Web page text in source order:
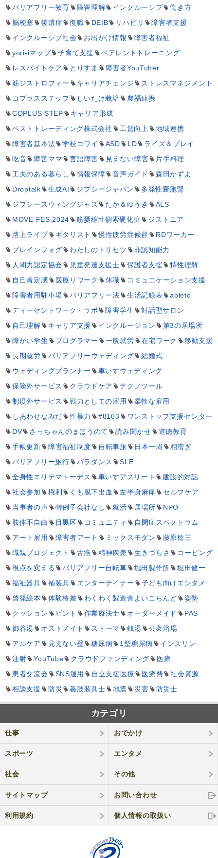
バリアフリー教育
障害理解 インクルーシブ
働き方
脳梗塞
後遺症 復職 DEIB リハビリ
障害者支援
インクルーシブ社会
お出かけ情報
障害者福祉
yori-iマップ
子育て支援
ペアレントトレーニング
レスパイトケア
とりすま
障害者YouTuber
筋ジストロフィー
キャリアチェンジ
ストレスマネジメント
コプラスステップ
しいたけ栽培
農福連携
COPLUS STEP
キャリア形成
ベストトレーディング株式会社
工賃向上
地域連携
障害者基本法
学校コワイ ASD LD
ライズ＆プレイ
吃音
障害ママ 言語障害 見えない障害
片手料理
工夫のある暮らし
情報保障 音声ガイド
森田かずよ
Droptalk
生成AI ジプシージャパン
多発性嚢胞腎
ジプシースウィングジャズ
たか＆ゆうき
ALS
MOVE FES.2024
筋萎縮性側索硬化症
ジストニア
路上ライブ
ギタリスト 慢性疲労症候群
RDワーカー
ブレインフォグ
わたしのトリセツ
非認知能力
人間力認定協会
児童発達支援士 保護者支援
特性理解
自己肯定感
医療リワーク 休職
コミュニケーション支援
障害者用駐車場
バリアフリー法 生活記録表
ableto
ディーセントワーク・ラボ
障害学生
対話型サロン
自己理解
キャリア支援 インクルージョン
第3の居場所
障がい学生
プログラマー 一般就労 在宅ワーク
移動支援
長期就労
バリアフリーウェディング
結婚式
ウェディングプランナー
車いすウェディング
保険外サービス
クラウドケア
テクノツール
制度外サービス
戦力としての雇用
柔軟な雇用
しあわせなみだ
性暴力 #8103
ワンストップ支援センター
DV
さっちゃんのまほうのて 読み聞かせ
道徳教育
手帳更新
障害福祉制度 自転車旅 日本一周
相漕ぎ
バリアフリー旅行
パラダンス
SLE
全身性エリテマトーデス
車いすアスリート
建設的対話
社会参加
権利 くも膜下出血 左半身麻痺
セルフケア
当事者の声
特例子会社なし 就活 居場所
NPO
肢体不自由
目黒区 コミュニティ
自閉症スペクトラム
アート雇用
障害者アート ミックスモダン
藤原稔三
職親プロジェクト
舌癌 精神疾患 生きづらさ
コーピング
視点を変える
バリアフリー自転車 堀田製作所
堀田健一
福祉器具
補装具 エンターテイナー
子ども向けエンタメ
啓発絵本
体験格差 わくわく製造舎よいこらんど
姿勢
クッション
ピント 作業療法士 オーダーメイド
PAS
御谷湯
オストメイト ストーマ 銭湯
公衆浴場
アルケア
見えない壁 糖尿病 1型糖尿病
インスリン
注射
YouTube クラウドファンディング
医療
患者交流会
SNS運用 自立支援医療 医療費
社会資源
相談支援
防災 義肢装具士 地震 災害 防災士
カテゴリ
仕事 おでかけ
スポーツ エンタメ
社会 その他
サイトマップ お問い合わせ
利用規約 個人情報の取扱い